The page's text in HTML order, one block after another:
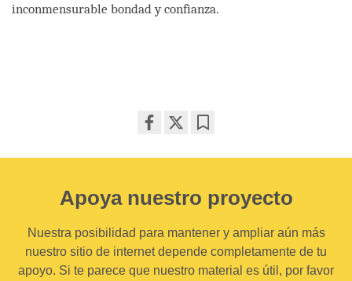
inconmensurable bondad y confianza.
on
Apoya nuestro proyecto
Nuestra posibilidad para mantener y ampliar aún más
nuestro sitio de internet depende completamente de tu
apoyo. Si te parece que nuestro material es útil, por favor